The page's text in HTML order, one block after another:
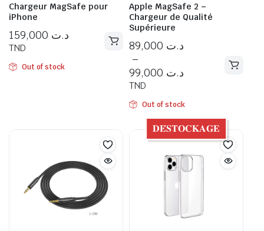
Chargeur MagSafe pour
iPhone
د.ت
TND
Out of stock
Apple MagSafe 2 –
Chargeur de Qualité
Supérieure
د.ت
–
د.ت
TND
Out of stock
𝐃𝐄́𝐒𝐓𝐎𝐂𝐊𝐀𝐆𝐄